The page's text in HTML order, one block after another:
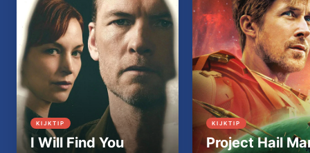
KIJKTIP
I Will Find You
KIJKTIP
Project Hail